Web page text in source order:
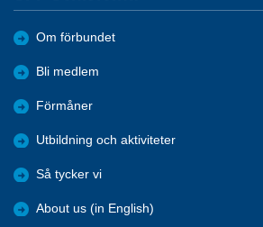
Om förbundet
Bli medlem
Förmåner
Utbildning och aktiviteter
Så tycker vi
About us (in English)